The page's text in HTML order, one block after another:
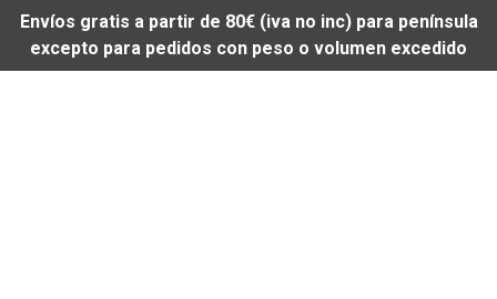
Envíos gratis a partir de 80€ (iva no inc) para península
excepto para pedidos con peso o volumen excedido